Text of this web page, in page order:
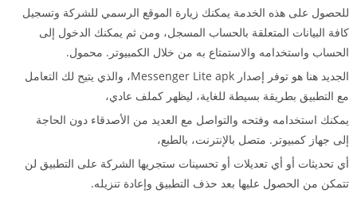
للحصول على هذه الخدمة يمكنك زيارة الموقع الرسمي للشركة وتسجيل
كافة البيانات المتعلقة بالحساب المسجل، ومن ثم يمكنك الدخول إلى
الحساب واستخدامه والاستمتاع به من خلال الكمبيوتر. محمول.
الجديد هنا هو توفر إصدار Messenger Lite apk، والذي يتيح لك التعامل
مع التطبيق بطريقة بسيطة للغاية، ليظهر كملف عادي،
يمكنك استخدامه وفتحه والتواصل مع العديد من الأصدقاء دون الحاجة
إلى جهاز كمبيوتر. متصل بالإنترنت، بالطبع،
أي تحديثات أو أي تعديلات أو تحسينات ستجريها الشركة على التطبيق لن
تتمكن من الحصول عليها بعد حذف التطبيق وإعادة تنزيله.